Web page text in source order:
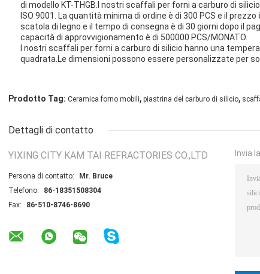
di modello KT-THGB.I nostri scaffali per forni a carburo di
ISO 9001. La quantità minima di ordine è di 300 PCS e il
scatola di legno e il tempo di consegna è di 30 giorni dopo il
capacità di approvvigionamento è di 500000 PCS/MONATO.
I nostri scaffali per forni a carburo di silicio hanno una
quadrata.Le dimensioni possono essere personalizzate per
Prodotto Tag: Ceramica forno mobili, piastrina del carburo di silicio,
Dettagli di contatto
YIXING CITY KAM TAI REFRACTORIES CO.,LTD
Persona di contatto:
Mr. Bruce
Telefono:
86-18351508304
Fax:
86-510-8746-8690
Invia